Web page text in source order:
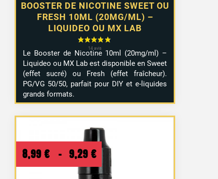
BOOSTER DE NICOTINE SWEET OU
FRESH 10ML (20MG/ML) –
LIQUIDEO OU MX LAB
Le Booster de Nicotine 10ml (20mg/ml) –
Liquideo ou MX Lab est disponible en Sweet
(effet sucré) ou Fresh (effet fraîcheur).
PG/VG 50/50, parfait pour DIY et e-liquides
grands formats.
8,99 € – 9,29 € Plage
de